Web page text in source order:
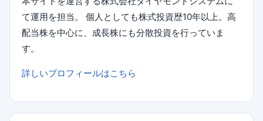
て運用を担当。 個人としても株式投資歴10年以上。高
配当株を中心に、成長株にも分散投資を行っていま
す。
詳しいプロフィールはこちら